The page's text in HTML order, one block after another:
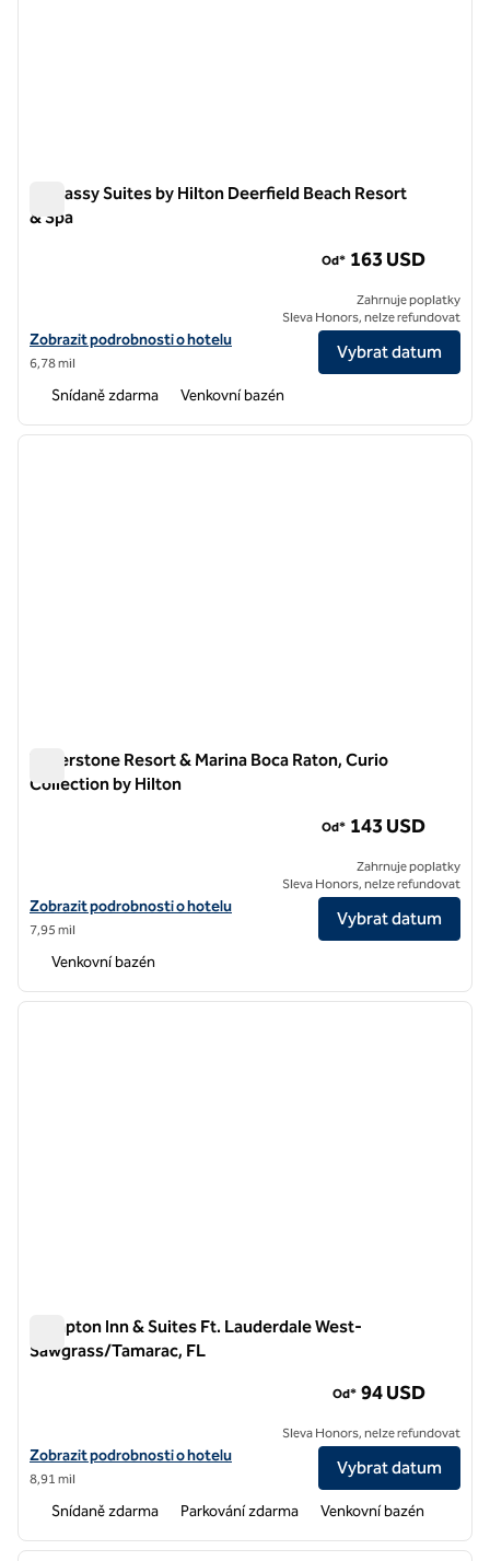
Embassy Suites by Hilton Deerfield Beach Resort
& Spa
Zobrazit podrobnosti o hotelu Embassy Suites by Hilton Deerfield
Zobrazit podrobnosti o hotelu
6,78 mil
Od* 163 USD
Zahrnuje poplatky
Sleva Honors, nelze refundovat
Vybrat datum
Snídaně zdarma Venkovní bazén
1 z 12
další
Waterstone Resort & Marina Boca Raton, Curio
Collection by Hilton
Zobrazit detaily hotelu v hotelu Waterstone Resort & Marina Boca
Zobrazit podrobnosti o hotelu
7,95 mil
Od* 143 USD
Zahrnuje poplatky
Sleva Honors, nelze refundovat
Vybrat datum
Venkovní bazén
1 z 12
další
Hampton Inn & Suites Ft. Lauderdale West-
Sawgrass/Tamarac, FL
Zobrazit podrobnosti o hotelu Hampton Inn & Suites Ft. Lauderdale
Zobrazit podrobnosti o hotelu
8,91 mil
Od* 94 USD
Sleva Honors, nelze refundovat
Vybrat datum
Snídaně zdarma Parkování zdarma Venkovní bazén